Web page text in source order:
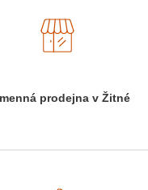
prodejna v Žitné